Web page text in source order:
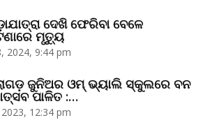
ଦେଖି ଫେରିବା ବେଳେ
ମୃତ୍ୟୁ
2024, 9:44 pm
ଜୁନିଅର ଓମ୍‌ ଭ୍ୟାଲି ସ୍କୁଲରେ ବନ
ପାଳିତ :…
2023, 12:34 pm